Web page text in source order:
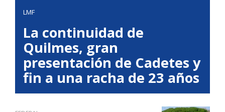
LMF
La continuidad de
Quilmes, gran
presentación de Cadetes y
fin a una racha de 23 años